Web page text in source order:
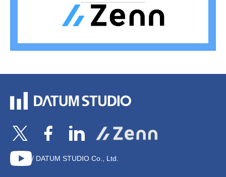
/ DATUM STUDIO Co., Ltd.